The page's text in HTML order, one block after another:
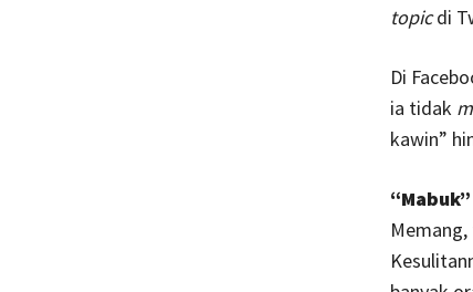
topicdi
Di
ia tidak
kawin”